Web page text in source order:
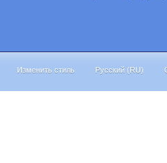
Изменить стиль Русский (RU)